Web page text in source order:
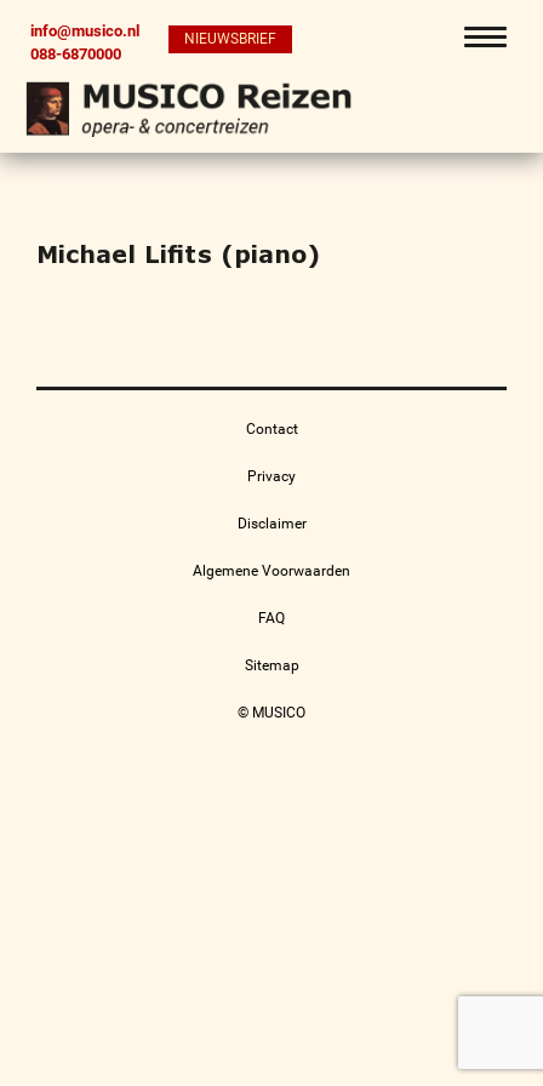
info@musico.nl
088-6870000
NIEUWSBRIEF
Michael Lifits (piano)
Contact
Privacy
Disclaimer
Algemene Voorwaarden
FAQ
Sitemap
© MUSICO